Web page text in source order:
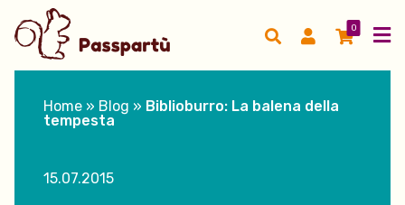
0
Home » Blog » Biblioburro: La balena della
tempesta
15.07.2015